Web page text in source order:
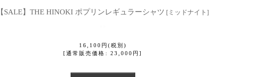
【SALE】THE HINOKI ポプリンレギュラーシャツ [ ミッドナイト ]
16,100 円 (税別)
[通常販売価格 : 23,000 円 ]